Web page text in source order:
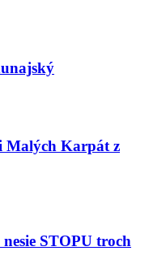
Malých Karpát z
STOPU troch